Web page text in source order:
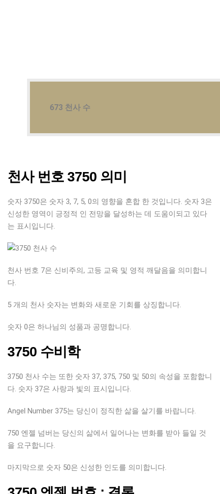
673 천사 수
천사 번호 3750 의미
숫자 3750은 숫자 3, 7, 5, 0의 영향을 혼합 한 것입니다. 숫자 3은
신성한 영역이 긍정적 인 전망을 달성하는 데 도움이되고 있다
는 표시입니다.
천사 번호 7은 신비주의, 고등 교육 및 영적 깨달음을 의미합니
다.
5 개의 천사 숫자는 변화와 새로운 기회를 상징합니다.
숫자 0은 하나님의 성품과 공명합니다.
3750 수비학
3750 천사 수는 또한 숫자 37, 375, 750 및 50의 속성을 포함합니
다. 숫자 37은 사랑과 빛의 표시입니다.
Angel Number 375는 당신이 정직한 삶을 살기를 바랍니다.
750 엔젤 넘버는 당신의 삶에서 일어나는 변화를 받아 들일 것
을 요구합니다.
마지막으로 숫자 50은 신성한 인도를 의미합니다.